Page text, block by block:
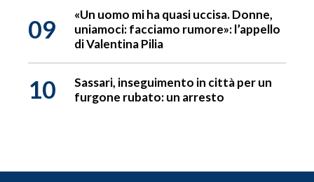
09
«Un uomo mi ha quasi uccisa. Donne,
uniamoci: facciamo rumore»: l’appello
di Valentina Pilia
10
Sassari, inseguimento in città per un
furgone rubato: un arresto